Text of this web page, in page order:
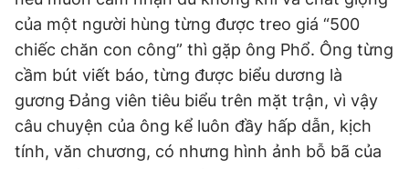
của một người hùng từng được treo giá “500
chiếc chăn con công” thì gặp ông Phổ. Ông từng
cầm bút viết báo, từng được biểu dương là
gương Đảng viên tiêu biểu trên mặt trận, vì vậy
câu chuyện của ông kể luôn đầy hấp dẫn, kịch
tính, văn chương, có nhưng hình ảnh bỗ bã của